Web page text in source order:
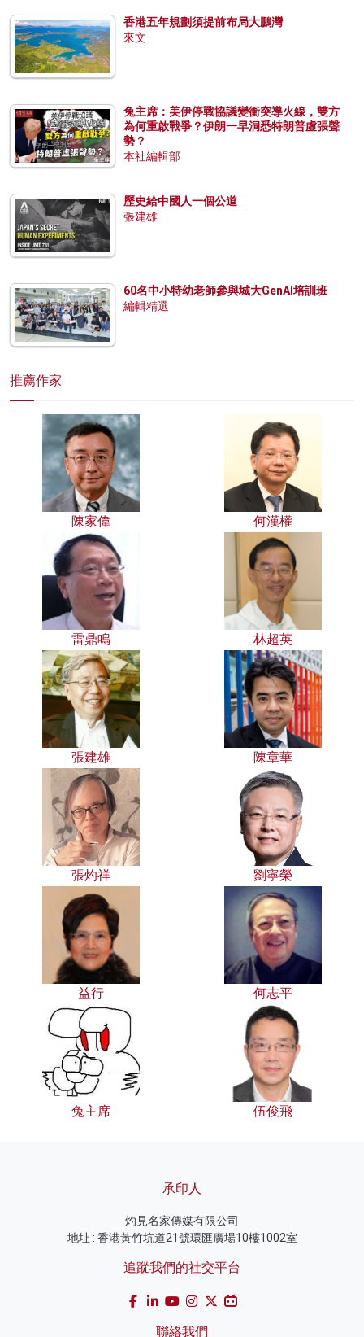
香港五年規劃須提前布局大鵬灣
來文
兔主席：美伊停戰協議變衝突導火線，雙方
為何重啟戰爭？伊朗一早洞悉特朗普虛張聲
勢？
本社編輯部
歷史給中國人一個公道
張建雄
60名中小特幼老師參與城大GenAI培訓班
編輯精選
推薦作家
陳家偉 何漢權
雷鼎鳴 林超英
張建雄 陳章華
張灼祥 劉寧榮
益行 何志平
兔主席 伍俊飛
承印人
灼見名家傳媒有限公司
地址 : 香港黃竹坑道21號環匯廣場10樓1002室
追蹤我們的社交平台
聯絡我們